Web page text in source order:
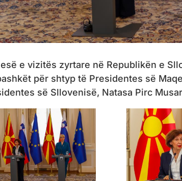
e vizitës zyrtare në Republikën e
për shtyp të Presidentes së
së Sllovenisë, Natasa Pirc